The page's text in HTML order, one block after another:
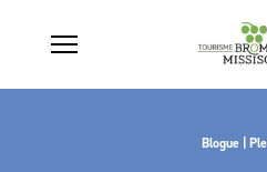
Blogue |